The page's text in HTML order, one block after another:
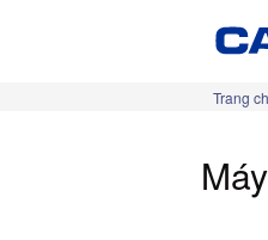
Trang